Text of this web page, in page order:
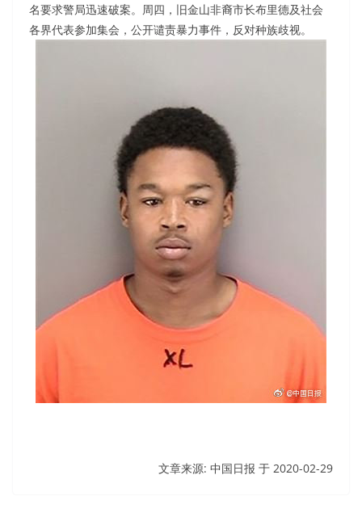
名要求警局迅速破案。周四，旧金山非裔市长布里德及社会
各界代表参加集会，公开谴责暴力事件，反对种族歧视。
文章来源: 中国日报 于 2020-02-29